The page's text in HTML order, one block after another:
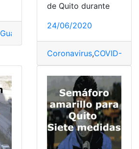
Guayaquil
de Quito durante
24/06/2020
Coronavirus,COVID-19